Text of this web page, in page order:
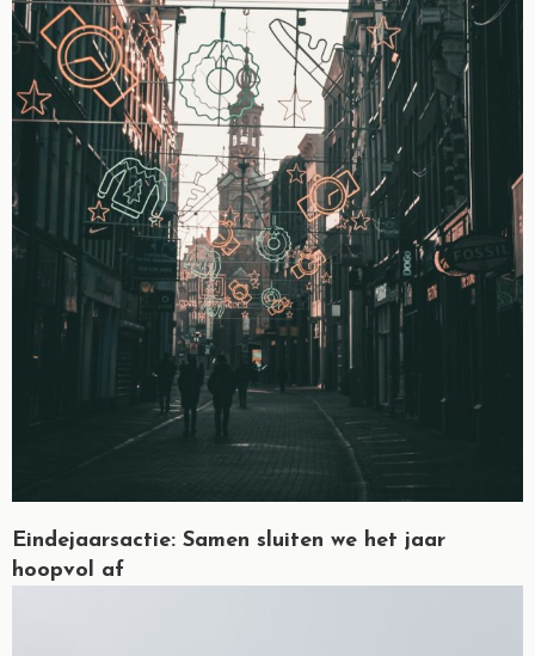
Eindejaarsactie: Samen sluiten we het jaar
hoopvol af